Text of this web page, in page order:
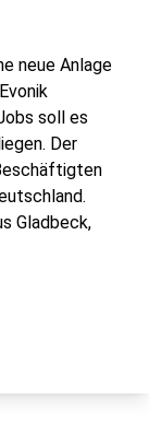
neue Anlage
soll es
Der
Gladbeck,